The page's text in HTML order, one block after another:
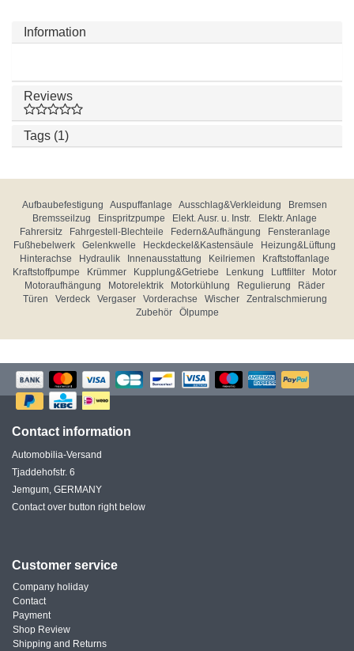
Information
Reviews
Tags (1)
Aufbaubefestigung Auspuffanlage Ausschlag&Verkleidung
Bremsen
Bremsseilzug
Einspritzpumpe Elekt. Ausr. u. Instr.
Elektr. Anlage
Fahrersitz
Fahrgestell-Blechteile Federn&Aufhängung
Fensteranlage
Fußhebelwerk
Gelenkwelle Heckdeckel&Kastensäule
Heizung&Lüftung
Hinterachse
Hydraulik Innenausstattung Keilriemen
Kraftstoffanlage
Kraftstoffpumpe
Krümmer Kupplung&Getriebe Lenkung Luftfilter
Motor
Motoraufhängung
Motorelektrik Motorkühlung Regulierung
Räder
Türen
Verdeck Vergaser Vorderachse Wischer
Zentralschmierung
Zubehör
Ölpumpe
Contact information
Automobilia-Versand
Tjaddehofstr. 6
Jemgum, GERMANY
Contact over button right below
Customer service
Company holiday
Contact
Payment
Shop Review
Shipping and Returns